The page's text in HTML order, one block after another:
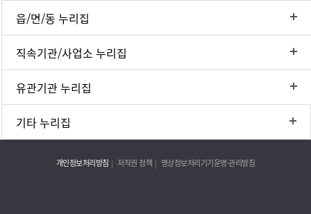
읍/면/동 누리집
직속기관/사업소 누리집
유관기관 누리집
기타 누리집
개인정보처리방침 저작권 정책 영상정보처리기기운영·관리방침